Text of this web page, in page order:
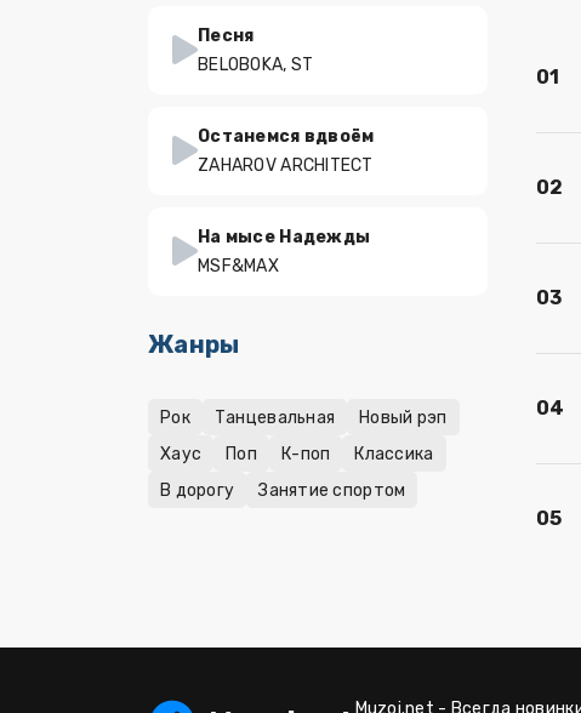
01
02
03
04
05
Песня
BELOBOKA, ST
Останемся вдвоём
ZAHAROV ARCHITECT
На мысе Надежды
MSF&MAX
Жанры
Рок Танцевальная
Новый рэп
Хаус
Поп К-поп
Классика
В дорогу
Занятие спортом